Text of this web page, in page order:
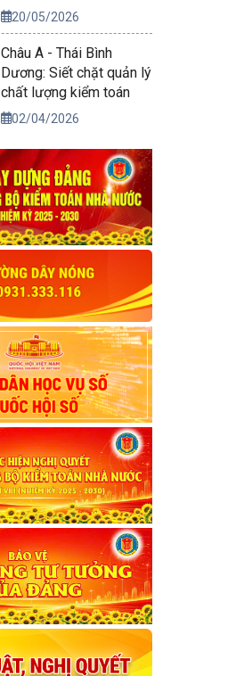
20/05/2026
Châu Á - Thái Bình
Dương: Siết chặt quản lý
chất lượng kiểm toán
02/04/2026